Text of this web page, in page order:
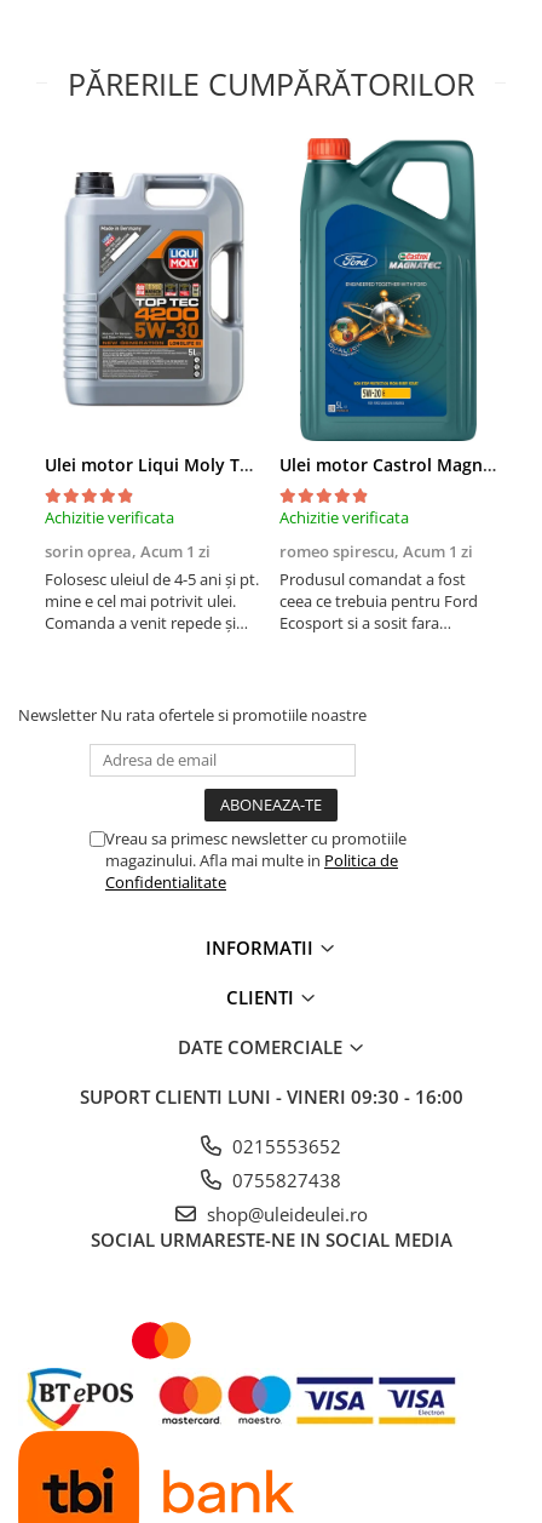
■ Produse sezoniere
■ Echipamente atelier
■ Scule si echipamente
pneumatice
■ Odorizanti auto
■ Consumabile vopsitorie
■ Lampi camioane
■ Carlige remorcare
■ Mobilier service
■ Scule de mana
■ Vopsea spray
■ Sistem AC
■ Ulei motor RAVENOL
■ Ulei motor LIQUI MOLY
■ Ulei motor MOBIL
■ Ulei motor MOTUL
■ Ulei motor VALVOLINE
■ Ulei motor TOTAL
■ Ulei motor METABOND
■ Ulei motor MANNOL
■ Ulei motor KROSS
■ Ulei motor SELENIA
■ Ulei motor CYCLON
■ Ulei motor OEM
Ulei motor DACIA
Ulei motor RENAULT
PĂRERILE CUMPĂRĂTORILOR
Ulei motor Liqui Moly Top Tec 4200 5W30 - 5 Litri
Achizitie verificata
sorin oprea, Acum 1 zi
Folosesc uleiul de 4-5 ani și pt.
mine e cel mai potrivit ulei.
Comanda a venit repede și
mai bune la momentul
achiziției. Singură întrebare pt.
mine es...
Ulei motor Castrol Magnatec Professional Ford E 5W20 - 5 Litri
Achizitie verificata
romeo spirescu, Acum 1 zi
Produsul comandat a fost
ceea ce trebuia pentru Ford
Ecosport si a sosit fara
Newsletter Nu rata ofertele si promotiile noastre
Vreau sa primesc newsletter cu promotiile
magazinului. Afla mai multe in Politica de
Confidentialitate
INFORMATII
CLIENTI
DATE COMERCIALE
SUPORT CLIENTI LUNI - VINERI 09:30 - 16:00
0215553652
0755827438
shop@uleideulei.ro
SOCIAL URMARESTE-NE IN SOCIAL MEDIA